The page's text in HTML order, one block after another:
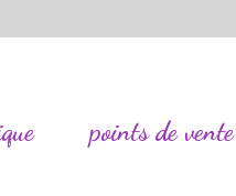
points de vente